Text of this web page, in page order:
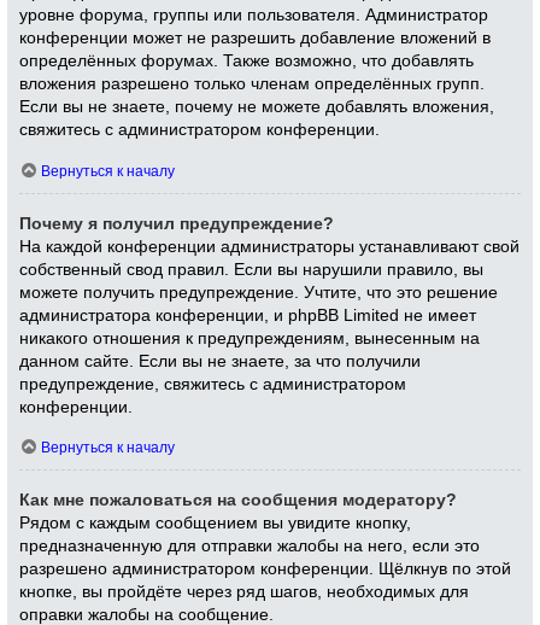
уровне форума, группы или пользователя. Администратор
конференции может не разрешить добавление вложений в
определённых форумах. Также возможно, что добавлять
вложения разрешено только членам определённых групп.
Если вы не знаете, почему не можете добавлять вложения,
свяжитесь с администратором конференции.
Вернуться к началу
Почему я получил предупреждение?
На каждой конференции администраторы устанавливают свой
собственный свод правил. Если вы нарушили правило, вы
можете получить предупреждение. Учтите, что это решение
администратора конференции, и phpBB Limited не имеет
никакого отношения к предупреждениям, вынесенным на
данном сайте. Если вы не знаете, за что получили
предупреждение, свяжитесь с администратором
конференции.
Вернуться к началу
Как мне пожаловаться на сообщения модератору?
Рядом с каждым сообщением вы увидите кнопку,
предназначенную для отправки жалобы на него, если это
разрешено администратором конференции. Щёлкнув по этой
кнопке, вы пройдёте через ряд шагов, необходимых для
оправки жалобы на сообщение.